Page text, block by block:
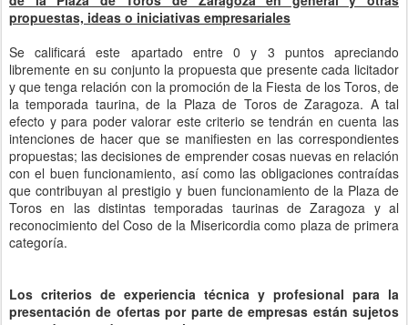
propuestas, ideas o iniciativas empresariales
Se calificará este apartado entre 0 y 3 puntos apreciando
libremente en su conjunto la propuesta que presente cada licitador
y que tenga relación con la promoción de la Fiesta de los Toros, de
la temporada taurina, de la Plaza de Toros de Zaragoza. A tal
efecto y para poder valorar este criterio se tendrán en cuenta las
intenciones de hacer que se manifiesten en las correspondientes
propuestas; las decisiones de emprender cosas nuevas en relación
con el buen funcionamiento, así como las obligaciones contraídas
que contribuyan al prestigio y buen funcionamiento de la Plaza de
Toros en las distintas temporadas taurinas de Zaragoza y al
reconocimiento del Coso de la Misericordia como plaza de primera
categoría.
Los criterios de experiencia técnica y profesional para la
presentación de ofertas por parte de empresas están sujetos